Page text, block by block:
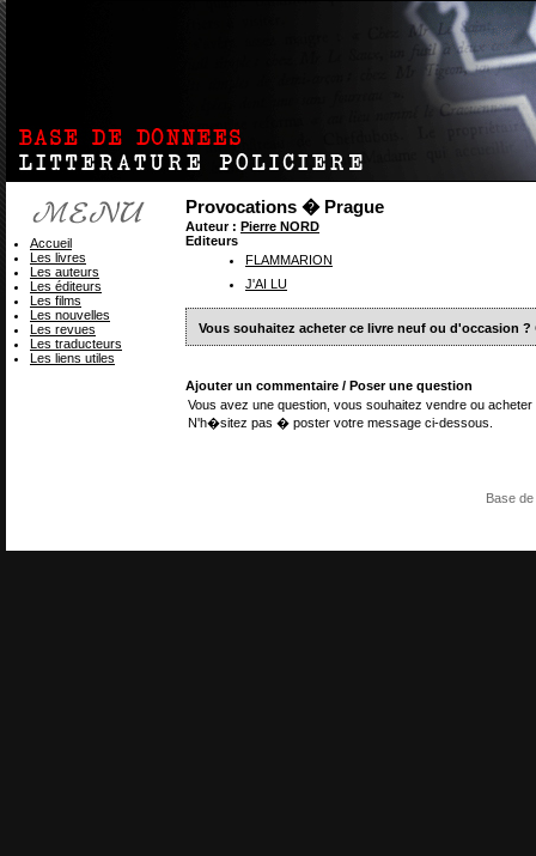
Provocations � Prague
Auteur : Pierre NORD
Editeurs
FLAMMARION
J'AI LU
Vous souhaitez acheter ce livre neuf ou d'occasion ?
Ajouter un commentaire / Poser une question
Vous avez une question, vous souhaitez vendre ou
N'h�sitez pas � poster votre message ci-dessous.
Accueil
Les livres
Les auteurs
Les éditeurs
Les films
Les nouvelles
Les revues
Les traducteurs
Les liens utiles
Base